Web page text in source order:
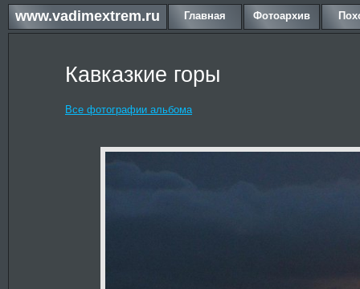
www.vadimextrem.ru Главная Фотоархив
Кавказкие горы
Все фотографии альбома